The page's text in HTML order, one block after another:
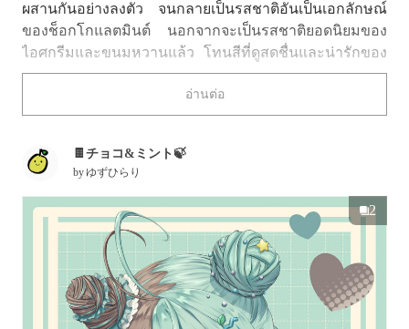
ผสานกันอย่างลงตัว จนกลายเป็นรสชาติอันเป็นเอกลักษณ์
ของช็อกโกแลตมินต์ นอกจากจะเป็นรสชาติยอดนิยมของ
ไอศกรีมและขนมหวานแล้ว โทนสีที่ดูสดชื่นและน่ารักของ
ช็อกโกแลตมินต์ยังได้รับความนิยมในงานภาพประกอบอีก
ใครหลายคนหลงรัก ครั้งนี้ เราขอพาไปชมภาพประกอบที่ได้รับ
อ่านต่อ
🍫チョコ&ミント🍃
byゆずひらり
2